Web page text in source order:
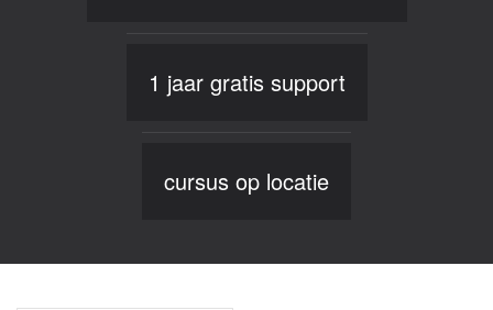
1 jaar gratis support
cursus op locatie